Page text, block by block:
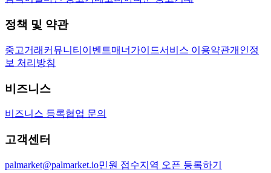
정책 및 약관
중고거래 커뮤니티 이벤트매너가이드서비스 이용약관개인정
보 처리방침
비즈니스
비즈니스 등록협업 문의
고객센터
palmarket@palmarket.io민원 접수지역 오픈 등록하기